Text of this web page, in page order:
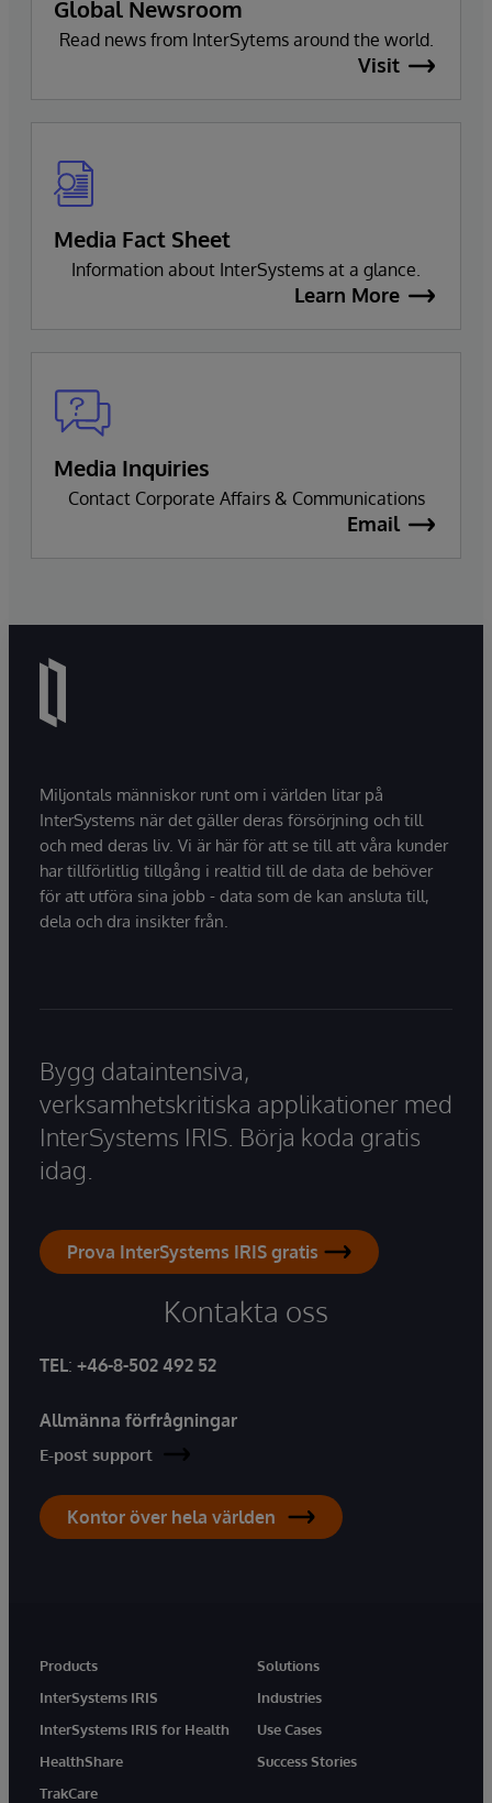
Global Newsroom
Read news from InterSytems around the world.
Visit
Media Fact Sheet
Information about InterSystems at a glance.
Learn More
Media Inquiries
Contact Corporate Affairs & Communications
Email
Miljontals människor runt om i världen litar på
InterSystems när det gäller deras försörjning och till
och med deras liv. Vi är här för att se till att våra kunder
har tillförlitlig tillgång i realtid till de data de behöver
för att utföra sina jobb - data som de kan ansluta till,
dela och dra insikter från.
Bygg dataintensiva,
verksamhetskritiska applikationer med
InterSystems IRIS. Börja koda gratis
idag.
Prova InterSystems IRIS gratis
Kontakta oss
TEL: +46-8-502 492 52
Allmänna förfrågningar
E-post support
Kontor över hela världen
Products
InterSystems IRIS
InterSystems IRIS for Health
HealthShare
TrakCare
Solutions
Industries
Use Cases
Success Stories